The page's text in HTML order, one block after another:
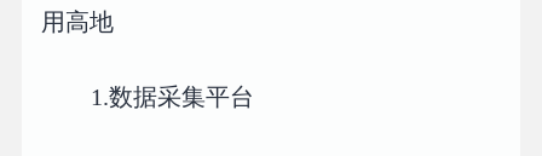
用高地
1.数据采集平台